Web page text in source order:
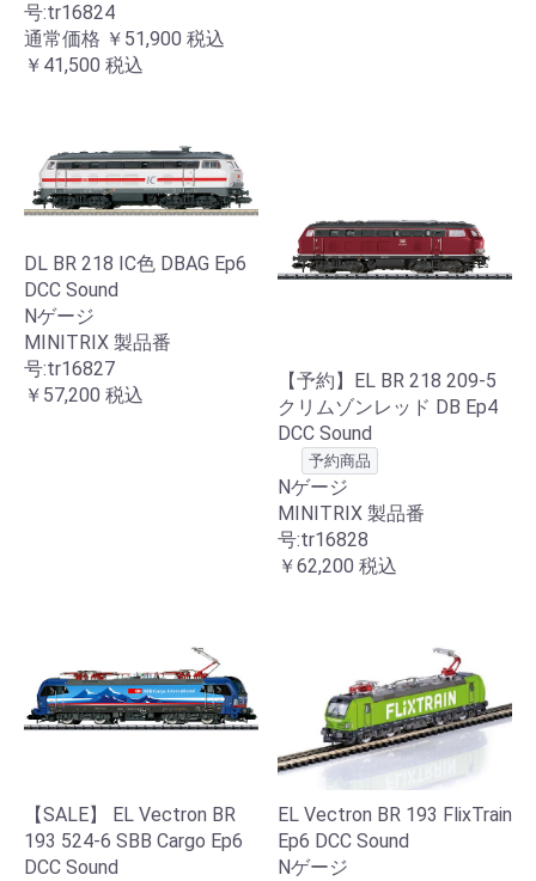
号:tr16824
通常価格 ￥51,900 税込
￥41,500 税込
DL BR 218 IC色 DBAG Ep6
DCC Sound
Nゲージ
MINITRIX 製品番
号:tr16827
￥57,200 税込
【予約】EL BR 218 209-5
クリムゾンレッド DB Ep4
DCC Sound
予約商品
Nゲージ
MINITRIX 製品番
号:tr16828
￥62,200 税込
【SALE】 EL Vectron BR
193 524-6 SBB Cargo Ep6
DCC Sound
EL Vectron BR 193 FlixTrain
Ep6 DCC Sound
Nゲージ